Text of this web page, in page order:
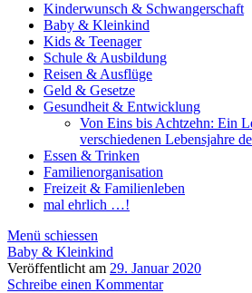
Kinderwunsch & Schwangerschaft
Baby & Kleinkind
Kids & Teenager
Schule & Ausbildung
Reisen & Ausflüge
Geld & Gesetze
Gesundheit & Entwicklung
Von Eins bis Achtzehn: Ein
verschiedenen Lebensjahre
Essen & Trinken
Familienorganisation
Freizeit & Familienleben
mal ehrlich …!
Menü schiessen
Baby & Kleinkind
Veröffentlicht am 29. Januar 2020
Schreibe einen Kommentar